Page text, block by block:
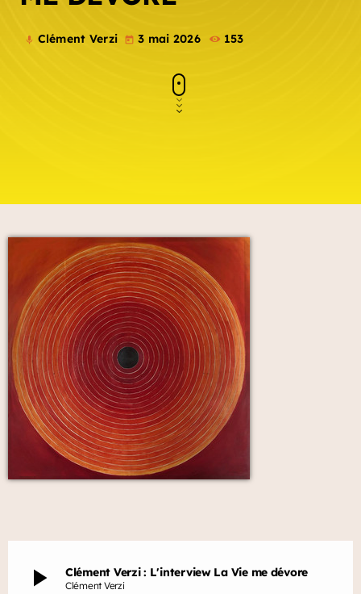
mic Clément Verzi today 3 mai 2026 153
play_arrow Clément Verzi : L'interview La Vie me dévore
Clément Verzi